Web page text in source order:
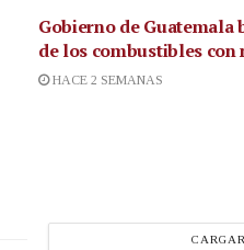
Gobierno de Guatemala
de los combustibles con
HACE 2 SEMANAS